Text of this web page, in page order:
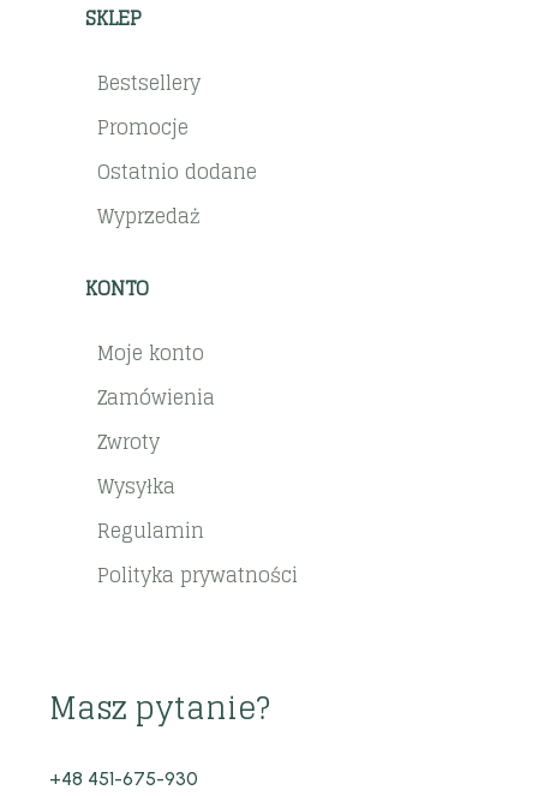
SKLEP
Bestsellery
Promocje
Ostatnio dodane
Wyprzedaż
KONTO
Moje konto
Zamówienia
Zwroty
Wysyłka
Regulamin
Polityka prywatności
Masz pytanie?
+48 451-675-930